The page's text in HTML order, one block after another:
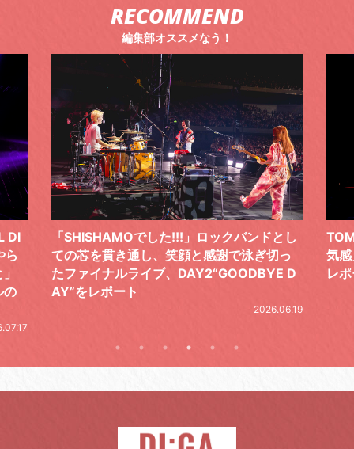
RECOMMEND
編集部オススメなう！
し
っ
D
TOMOO、３台の鍵盤で「6月から7月の空
気感」を鮮やかに描いた、FC限定ライブを
レポート
筋
の
と